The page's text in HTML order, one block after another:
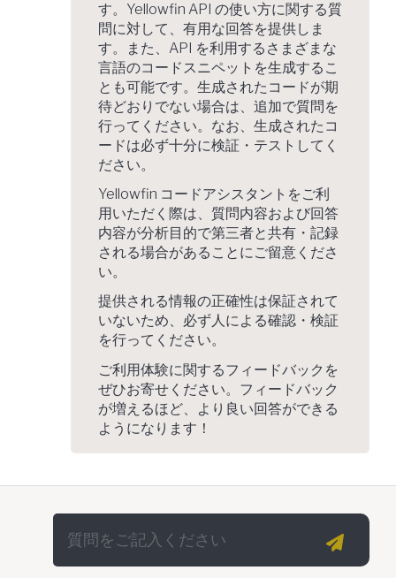
す。Yellowfin API の使い方に関する質
問に対して、有用な回答を提供しま
す。また、API を利用するさまざまな
言語のコードスニペットを生成するこ
とも可能です。生成されたコードが期
待どおりでない場合は、追加で質問を
行ってください。なお、生成されたコ
ードは必ず十分に検証・テストしてく
ださい。
Yellowfin コードアシスタントをご利
用いただく際は、質問内容および回答
内容が分析目的で第三者と共有・記録
される場合があることにご留意くださ
い。
提供される情報の正確性は保証されて
いないため、必ず人による確認・検証
を行ってください。
ご利用体験に関するフィードバックを
ぜひお寄せください。フィードバック
が増えるほど、より良い回答ができる
ようになります！